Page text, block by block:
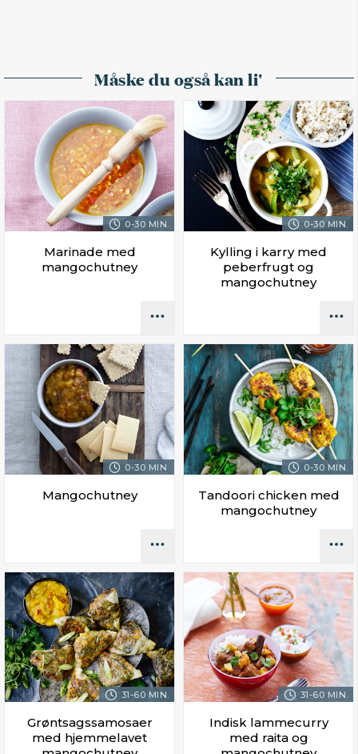
Måske du også kan li'
0-30 MIN.
Marinade med
mangochutney
0-30 MIN.
Kylling i karry med
peberfrugt og
mangochutney
0-30 MIN.
Mangochutney
0-30 MIN.
Tandoori chicken med
mangochutney
31-60 MIN.
Grøntsagssamosaer
med hjemmelavet
31-60 MIN.
Indisk lammecurry
med raita og